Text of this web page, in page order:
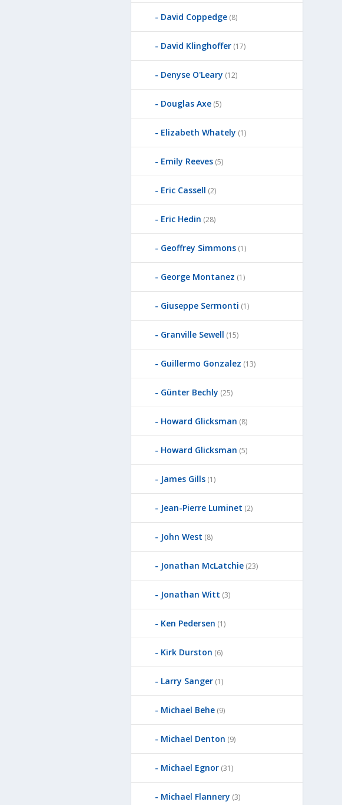
David Coppedge (8)
David Klinghoffer (17)
Denyse O'Leary (12)
Douglas Axe (5)
Elizabeth Whately (1)
Emily Reeves (5)
Eric Cassell (2)
Eric Hedin (28)
Geoffrey Simmons (1)
George Montanez (1)
Giuseppe Sermonti (1)
Granville Sewell (15)
Guillermo Gonzalez (13)
Günter Bechly (25)
Howard Glicksman (8)
Howard Glicksman (5)
James Gills (1)
Jean-Pierre Luminet (2)
John West (8)
Jonathan McLatchie (23)
Jonathan Witt (3)
Ken Pedersen (1)
Kirk Durston (6)
Larry Sanger (1)
Michael Behe (9)
Michael Denton (9)
Michael Egnor (31)
Michael Flannery (3)